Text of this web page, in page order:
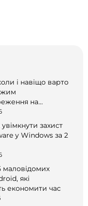
і навіщо варто
на
захист
у Windows за 2
маловідомих
які
економити час